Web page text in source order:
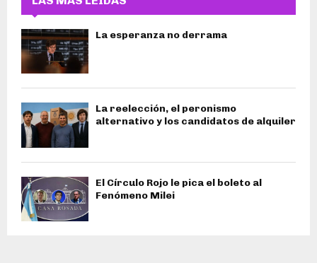
La esperanza no derrama
La reelección, el peronismo
alternativo y los candidatos de alquiler
El Círculo Rojo le pica el boleto al
Fenómeno Milei